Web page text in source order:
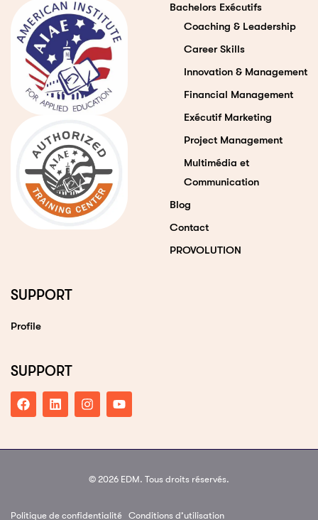
Bachelors Exécutifs
Coaching & Leadership
Career Skills
Innovation & Management
Financial Management
Exécutif Marketing
Project Management
Multimédia et
Communication
Blog
Contact
PROVOLUTION
SUPPORT
Profile
SUPPORT
© 2026 EDM. Tous droits réservés.
Politique de confidentialité Conditions d’utilisation